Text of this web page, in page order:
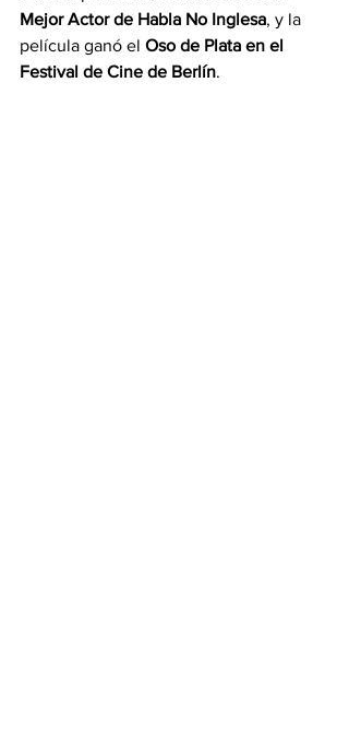
Mejor Actor de Habla No Inglesa, y la
película ganó el Oso de Plata en el
Festival de Cine de Berlín.